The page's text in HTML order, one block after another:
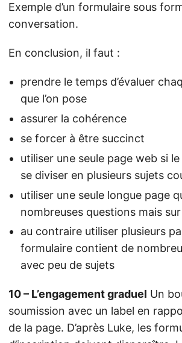
Exemple d’un formulaire sous
conversation.
En conclusion, il faut :
prendre le temps d’évaluer
que l’on pose
assurer la cohérence
se forcer à être succinct
utiliser une seule page web si
se diviser en plusieurs sujets
utiliser une seule longue page
nombreuses questions mais
au contraire utiliser plusieurs
formulaire contient de
avec peu de sujets
10 – L’engagement graduel Un
soumission avec un label en
de la page. D’après Luke, les